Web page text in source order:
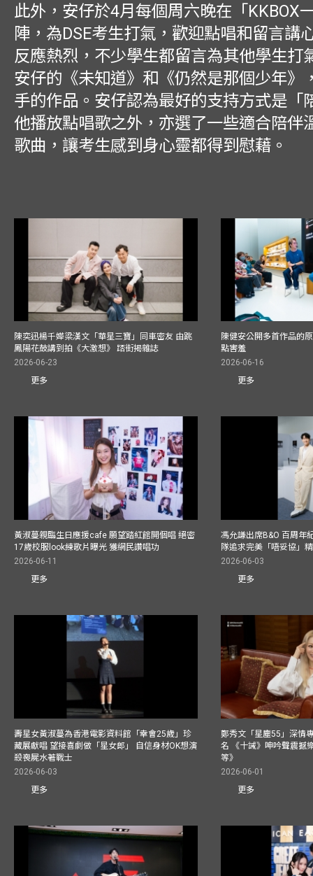
此外，安仔於4月每個周六晚在「KKBOX
陣，為DSE考生打氣，歡迎點唱和留言講
反應熱烈，不少學生都留言為其他學生打
安仔的《未知道》和《仍然是那個少年》
手的作品。安仔認為最好的支持方式是「
他播放點唱歌之外，亦選了一些適合陪伴
歌曲，讓考生感到身心靈都得到慰藉。
陳奕迅楊千嬅梁漢文「華星三寶」同車密友 由跳
鳳陽花鼓講到拍《大激想》 踎街揭雜誌
2026-06-23
更多
陳健安公開多首作品的
點害羞
2026-06-16
更多
黃淑蔓親臨生日應援cafe 願望踏紅館開個唱 絕密
17歲校服look練歌片曝光 獲網民讚唱功
2026-06-11
更多
馮允謙出席B&O 百周年
隊追求完美「唔妥協」
2026-06-03
更多
壽星女黃淑蔓為香港電影資料館「幸會25歲」珍
藏展獻唱 望接喜劇做「星女郎」 自信身材OK想演
殺喪屍水著戰士
2026-06-03
更多
鄭秀文「星塵55」深情
名 《十誡》呻吟聲震撼
等》
2026-06-01
更多